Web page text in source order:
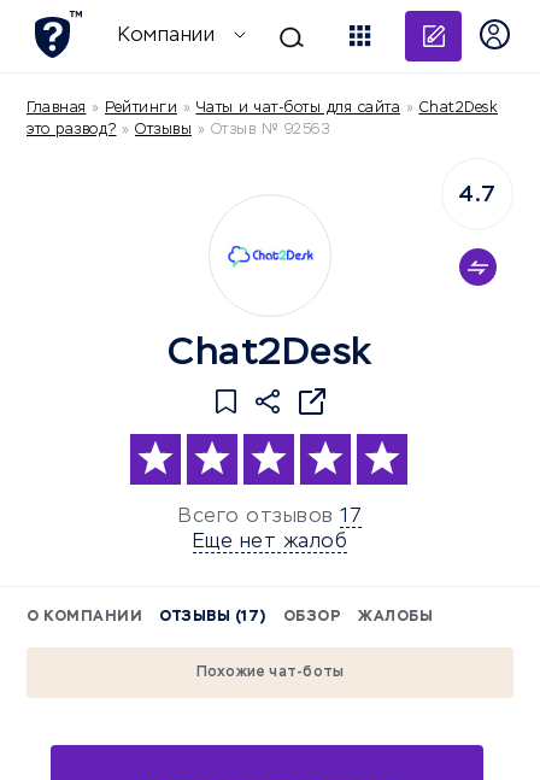
Компании
Главная » Рейтинги » Чаты и чат-боты для сайта » Chat2Desk
это развод? » Отзывы » Отзыв № 92563
Chat2Desk
Всего отзывов 17
Еще нет жалоб
4.7
О КОМПАНИИ ОТЗЫВЫ (17) ОБЗОР ЖАЛОБЫ
Похожие чат-боты